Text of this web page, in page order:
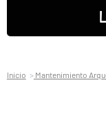
Inicio Mantenimiento